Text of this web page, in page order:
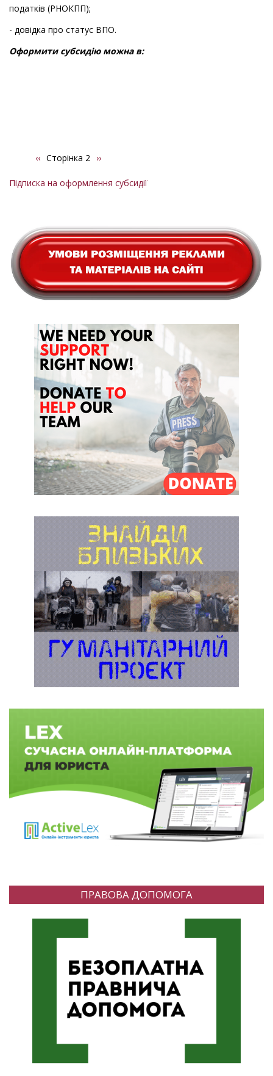
податків (РНОКПП);
- довідка про статус ВПО.
Оформити субсидію можна в:
Розбивка
сторінки
Попередня
‹‹ Сторінка 2
Наступна
››
Підписка на оформлення субсидії
ПРАВОВА ДОПОМОГА